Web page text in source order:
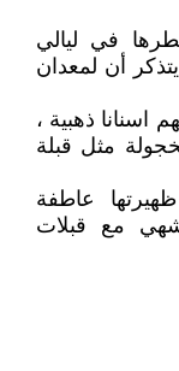
في ليالي
أن لمعدان
اسنانا ذهبية ،
مثل قبلة
عاطفة
مع قبلات